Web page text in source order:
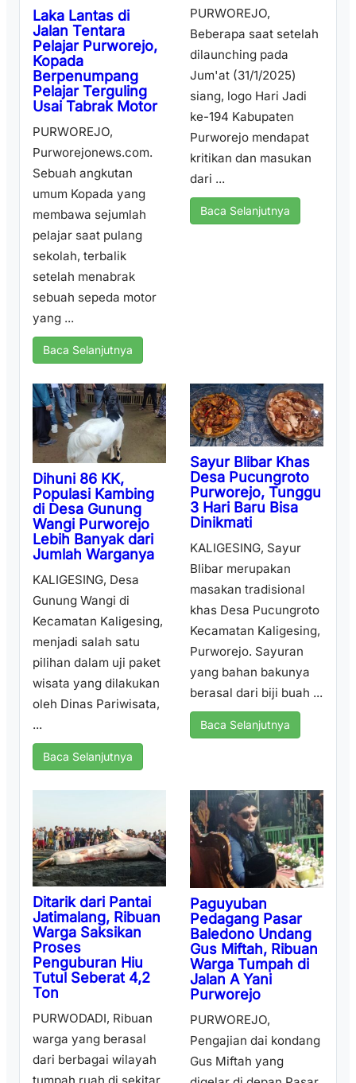
Laka Lantas di
Jalan Tentara
Pelajar Purworejo,
Kopada
Berpenumpang
Pelajar Terguling
Usai Tabrak Motor
PURWOREJO,
Purworejonews.com.
Sebuah angkutan
umum Kopada yang
membawa sejumlah
pelajar saat pulang
sekolah, terbalik
setelah menabrak
sebuah sepeda motor
yang ...
Baca Selanjutnya
PURWOREJO,
Beberapa saat setelah
dilaunching pada
Jum'at (31/1/2025)
siang, logo Hari Jadi
ke-194 Kabupaten
Purworejo mendapat
kritikan dan masukan
dari ...
Baca Selanjutnya
Dihuni 86 KK,
Populasi Kambing
di Desa Gunung
Wangi Purworejo
Lebih Banyak dari
Jumlah Warganya
KALIGESING, Desa
Gunung Wangi di
Kecamatan Kaligesing,
menjadi salah satu
pilihan dalam uji paket
wisata yang dilakukan
oleh Dinas Pariwisata,
...
Baca Selanjutnya
Sayur Blibar Khas
Desa Pucungroto
Purworejo, Tunggu
3 Hari Baru Bisa
Dinikmati
KALIGESING, Sayur
Blibar merupakan
masakan tradisional
khas Desa Pucungroto
Kecamatan Kaligesing,
Purworejo. Sayuran
yang bahan bakunya
berasal dari biji buah ...
Baca Selanjutnya
Ditarik dari Pantai
Jatimalang, Ribuan
Warga Saksikan
Proses
Penguburan Hiu
Tutul Seberat 4,2
Ton
PURWODADI, Ribuan
warga yang berasal
dari berbagai wilayah
Paguyuban
Pedagang Pasar
Baledono Undang
Gus Miftah, Ribuan
Warga Tumpah di
Jalan A Yani
Purworejo
PURWOREJO,
Pengajian dai kondang
Gus Miftah yang